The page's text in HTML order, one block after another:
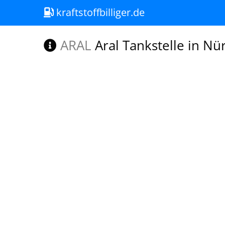
kraftstoffbilliger.de
ARAL Aral Tankstelle in